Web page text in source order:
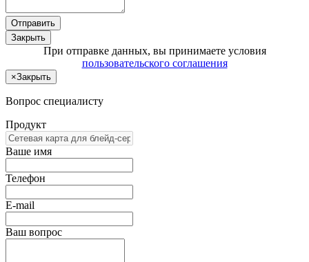
Отправить
Закрыть
При отправке данных, вы принимаете условия
пользовательского соглашения
×Закрыть
Вопрос специалисту
Продукт
Ваше имя
Телефон
E-mail
Ваш вопрос